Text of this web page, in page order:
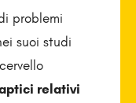
problemi
suoi studi
relativi